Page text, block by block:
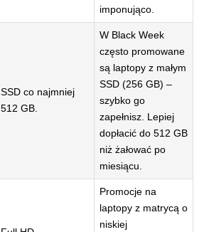
imponująco.
SSD co najmniej
512 GB.
W Black Week
często promowane
są laptopy z małym
SSD (256 GB) –
szybko go
zapełnisz. Lepiej
dopłacić do 512 GB
niż żałować po
miesiącu.
Promocje na
laptopy z matrycą o
niskiej